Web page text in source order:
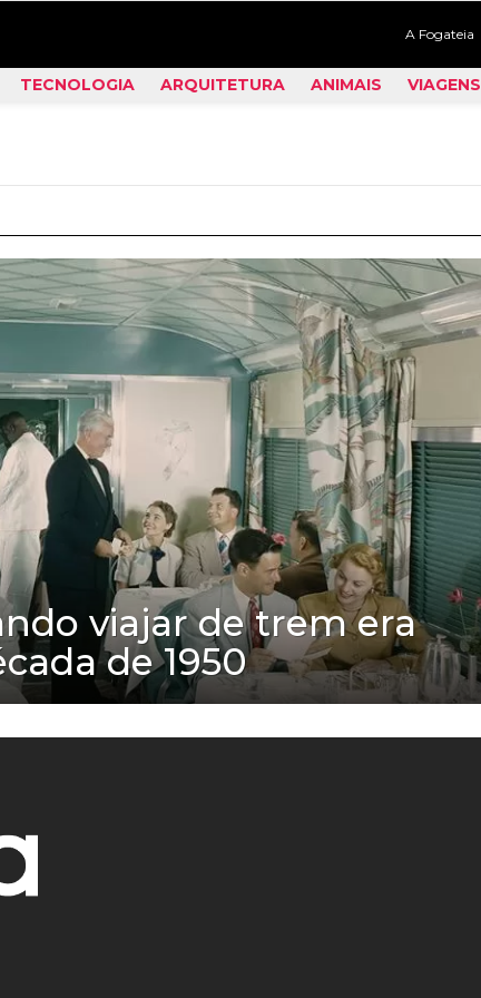
A Fogateia
TECNOLOGIA ARQUITETURA ANIMAIS VIAGENS
viajar de trem era
de 1950